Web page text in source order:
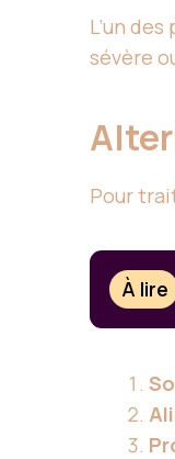
L’un
sévère
Pour
À lire